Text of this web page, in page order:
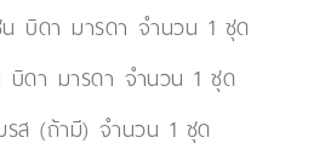
น บิดา มารดา จำนวน 1 ชุด
บิดา มารดา จำนวน 1 ชุด
มรส (ถ้ามี) จำนวน 1 ชุด